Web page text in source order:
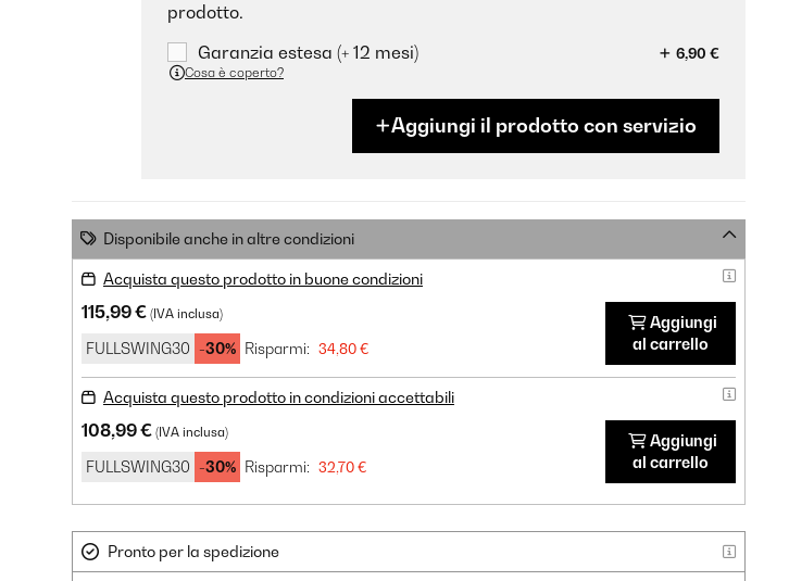
prodotto.
Garanzia estesa (+ 12 mesi)
6,90 €
Cosa è coperto?
Aggiungi il prodotto con servizio
Disponibile anche in altre condizioni
Acquista questo prodotto in buone condizioni
115,99 € (IVA inclusa)
FULLSWING30 -30% Risparmi: 34,80 €
Aggiungi
al carrello
Acquista questo prodotto in condizioni accettabili
108,99 € (IVA inclusa)
FULLSWING30 -30% Risparmi: 32,70 €
Aggiungi
al carrello
Pronto per la spedizione